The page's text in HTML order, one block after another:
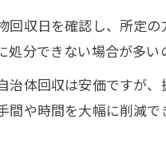
回収日を確認し、所定
分できない場合が多い
治体回収は安価ですが
間や時間を大幅に削減